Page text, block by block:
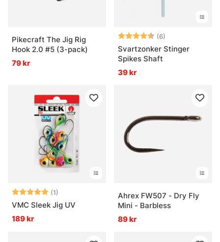
Pikecraft The Jig Rig
Hook 2.0 #5 (3-pack)
79 kr
Betyg: (6)
Svartzonker Stinger
Spikes Shaft
39 kr
Betyg: (1)
5.0 utav 5 stjärnor
VMC Sleek Jig UV
189 kr
Ahrex FW507 - Dry Fly
Mini - Barbless
89 kr